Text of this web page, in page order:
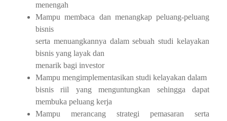
menengah
Mampu membaca dan menangkap peluang-peluang
bisnis
serta menuangkannya dalam sebuah studi kelayakan
bisnis yang layak dan
menarik bagi investor
Mampu mengimplementasikan studi kelayakan dalam
bisnis riil yang menguntungkan sehingga dapat
membuka peluang kerja
Mampu merancang strategi pemasaran serta